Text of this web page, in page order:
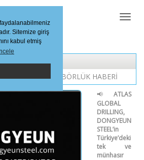
Sitemize giriş
kabul etmiş
Toggle
DİSTRİTÜBÖRLÜK HABERİ
📢
ATLAS
GLOBAL
DRILLING,
DONGYEUN
STEEL’in
Türkiye’deki
tek ve
münhasır